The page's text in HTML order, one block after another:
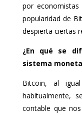
por economistas
popularidad de
despierta ciertas
¿En qué se
sistema
Bitcoin, al
habitualmente,
contable que